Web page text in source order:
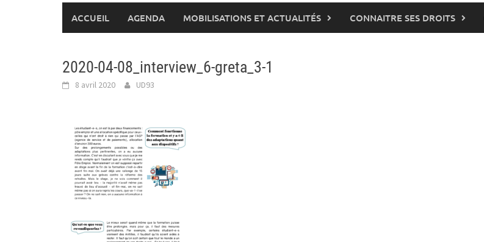
ACCUEIL AGENDA MOBILISATIONS ET ACTUALITÉS CONNAITRE SES DROITS
2020-04-08_interview_6-greta_3-1
8 avril 2020 UD93